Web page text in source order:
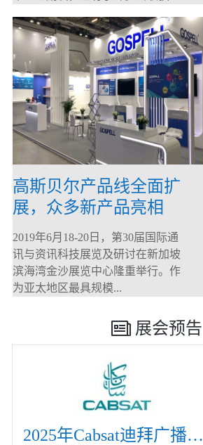
高斯贝尔产品线全面扩
展，众多新产品亮相
CommunicAsia 2019
2019年6月18-20日，第30届国际通
讯与资讯科技展览及研讨在新加坡
滨海湾金沙展览中心隆重举行。作
为亚太地区最具规模...
展会预告
2025年Cabsat迪拜广播电视展